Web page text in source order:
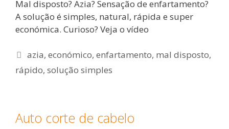
Mal disposto? Azia? Sensação de enfartamento?
A solução é simples, natural, rápida e super
económica. Curioso? Veja o vídeo
Etiquetas
azia,económico,enfartamento, mal disposto,
rápido, solução simples
Auto corte de cabelo